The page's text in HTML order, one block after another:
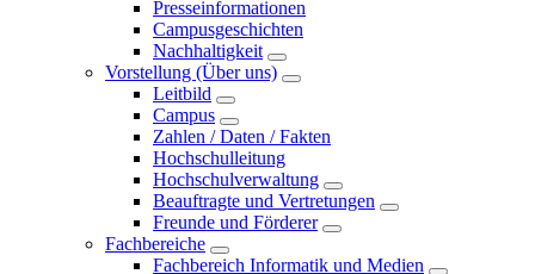
Presseinformationen
Campusgeschichten
Nachhaltigkeit
Vorstellung (Über uns)
Leitbild
Campus
Zahlen / Daten / Fakten
Hochschulleitung
Hochschulverwaltung
Beauftragte und Vertretungen
Freunde und Förderer
Fachbereiche
Fachbereich Informatik und Medien